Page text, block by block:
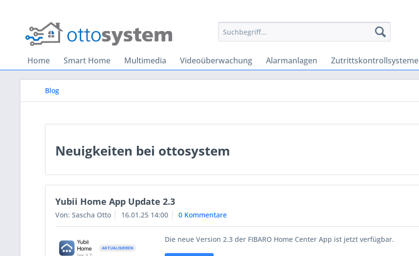
Home Smart Home Multimedia Videoüberwachung Alarmanlagen Zutrittskontrollsysteme
Blog
Neuigkeiten bei ottosystem
Yubii Home App Update 2.3
Von: Sascha Otto 16.01.25 14:00 0 Kommentare
Die neue Version 2.3 der FIBARO Home Center App ist jetzt verfügbar.